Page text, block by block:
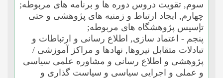
سوم, تقویت دروس دوره ها و برنامه هاى مربوطه;
چهارم, ایجاد ارتباط و زمنیه هاى پژوهشى و حتى
تإسیس پژوهشگاه هاى مربوطه;
پنجم - اعتماد سازى, اطلاع رسانى و ارتباطات و
تبادلات متقابل نیروها, نهادها و مراکز آموزشى /
پژوهشى و اطلاع رسانى و مشاوره علمى سیاسى
و عملى و اجرایى سیاسى و سیاست گذارى و